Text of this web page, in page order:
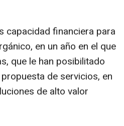
capacidad financiera para
en un año en el que
que le han posibilitado
de servicios, en
de alto valor